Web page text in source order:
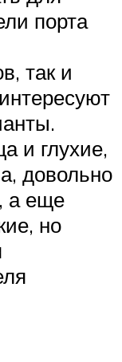
порта
так и
и глухие,
довольно
а еще
но